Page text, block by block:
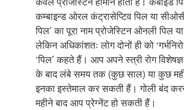
कम्बाइन्ड ओरल कंट्रासेप्टिव पिल या
पिल’ का पूरा नाम प्रोजेस्टिन ओनली पिल
लेकिन अधिकांशतः लोग दोनों ही को
‘पिल’ कहते हैं। आप अपने स्त्री रोग
के बाद लंबे समय तक (कुछ साल) या कुछ
इनका इस्तेमाल कर सकती हैं। गोली बंद
महीने बाद आप प्रेग्नेंट हो सकती हैं।